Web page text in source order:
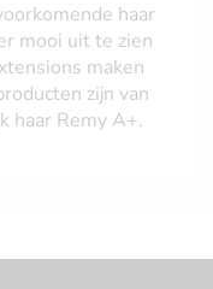
haar
mooi uit te zien
maken
zijn van
haar Remy A+.